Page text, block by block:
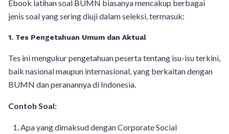
Ebook latihan soal BUMN biasanya mencakup berbagai
jenis soal yang sering diuji dalam seleksi, termasuk:
1. Tes Pengetahuan Umum dan Aktual
Tes ini mengukur pengetahuan peserta tentang isu-isu terkini,
baik nasional maupun internasional, yang berkaitan dengan
BUMN dan peranannya di Indonesia.
Contoh Soal:
Apa yang dimaksud dengan Corporate Social